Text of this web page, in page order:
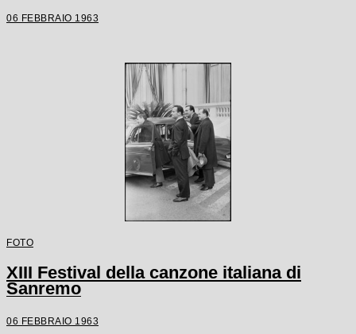
06 FEBBRAIO 1963
FOTO
XIII Festival della canzone italiana di
Sanremo
06 FEBBRAIO 1963